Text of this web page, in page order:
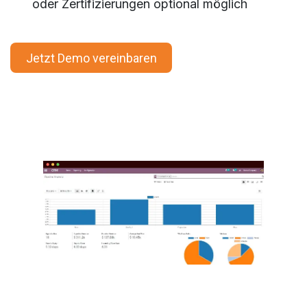
oder Zertifizierungen optional möglich
Jetzt Demo vereinbaren